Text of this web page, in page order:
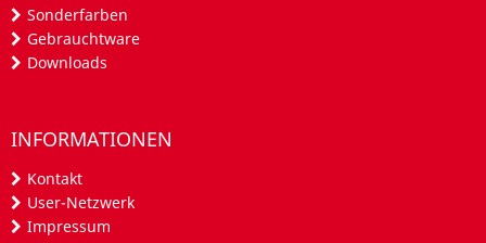
Sonderfarben
Gebrauchtware
Downloads
INFORMATIONEN
Kontakt
User-Netzwerk
Impressum